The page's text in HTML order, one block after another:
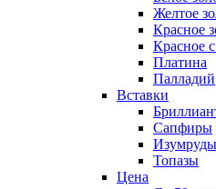
Желтое
Красное
Красное
Платина
Палладий
Вставки
Сапфиры
Изумруды
Топазы
Цена